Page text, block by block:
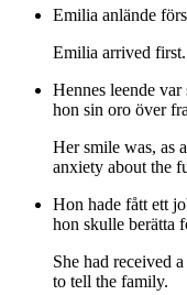
Emilia anlände
Emilia arrived first.
Hennes leende
hon sin oro över
Her smile was, as
anxiety about the
Hon hade fått ett
hon skulle berätta
She had received
to tell the family.